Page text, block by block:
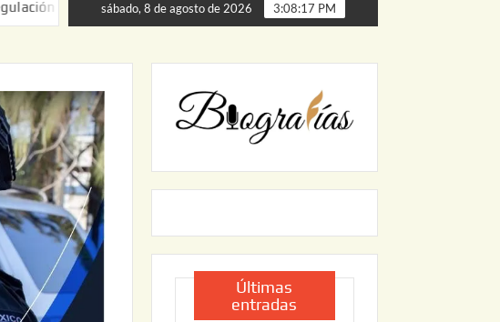
de Puerta de Palmillas ARRANCA JAPAM EL PROGRAMA “AGUA
sábado, 8 de agosto de 2026 3:08:18 PM
Últimas
entradas